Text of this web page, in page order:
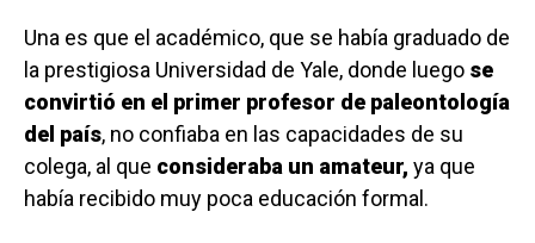
Una es que el académico, que se había graduado de
la prestigiosa Universidad de Yale, donde luego se
convirtió en el primer profesor de paleontología
del país, no confiaba en las capacidades de su
colega, al que consideraba un amateur, ya que
había recibido muy poca educación formal.